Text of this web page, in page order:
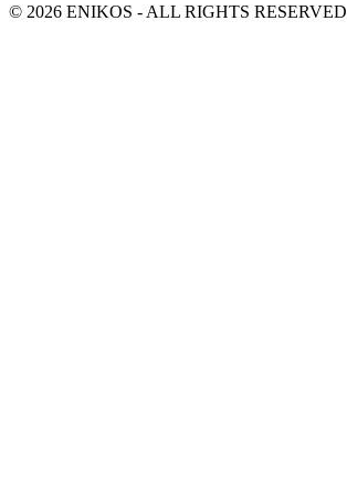
© 2026 ENIKOS - ALL RIGHTS RESERVED